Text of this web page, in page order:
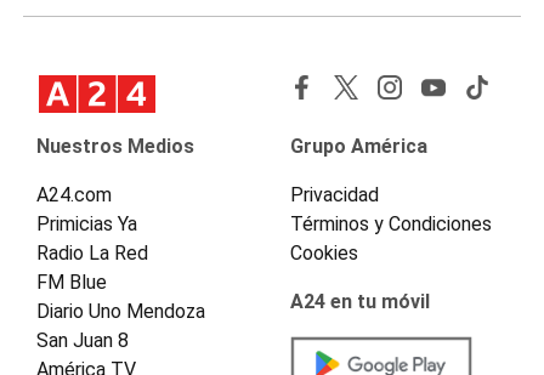
Nuestros Medios
A24.com
Primicias Ya
Radio La Red
FM Blue
Diario Uno Mendoza
San Juan 8
América TV
Grupo América
Privacidad
Términos y Condiciones
Cookies
A24 en tu móvil